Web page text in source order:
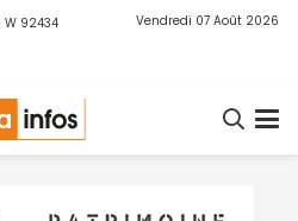
W 92434 Vendredi 07 Août 2026